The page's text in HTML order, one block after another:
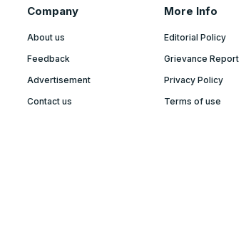
Company
About us
Feedback
Advertisement
Contact us
More Info
Editorial Policy
Grievance Report
Privacy Policy
Terms of use